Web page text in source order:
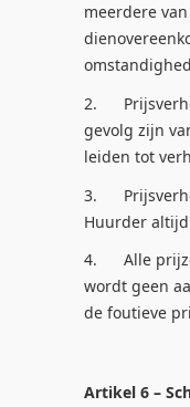
meerdere
2.
gevolg zijn
leiden tot
3.
Huurder
4. Alle
wordt geen
de foutieve
Artikel 6 –